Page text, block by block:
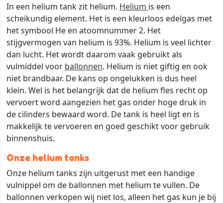
In een helium tank zit helium. Helium is een
scheikundig element. Het is een kleurloos edelgas met
het symbool He en atoomnummer 2. Het
stijgvermogen van helium is 93%. Helium is veel lichter
dan lucht. Het wordt daarom vaak gebruikt als
vulmiddel voor ballonnen. Helium is niet giftig en ook
niet brandbaar. De kans op ongelukken is dus heel
klein. Wel is het belangrijk dat de helium fles recht op
vervoert word aangezien het gas onder hoge druk in
de cilinders bewaard word. De tank is heel ligt en is
makkelijk te vervoeren en goed geschikt voor gebruik
binnenshuis.
Onze helium tanks
Onze helium tanks zijn uitgerust met een handige
vulnippel om de ballonnen met helium te vullen. De
ballonnen verkopen wij niet los, alleen het gas kun je bij